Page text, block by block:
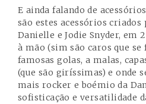
E ainda falando de
são estes acessórios criados
Danielle e Jodie Snyder, em
à mão (sim são caros que se
famosas golas, a malas,
(que são giríssimas) e onde
mais rocker e boémio da
sofisticação e versatilidade